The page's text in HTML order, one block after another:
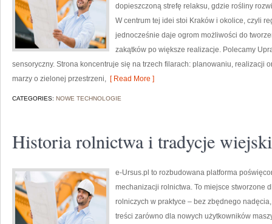
dopieszczoną strefę relaksu, gdzie rośliny
W centrum tej idei stoi Kraków i okolice, czyli
jednocześnie daje ogrom możliwości do
zakątków po większe realizacje. Polecamy
sensoryczny. Strona koncentruje się na trzech filarach: planowaniu, realizacji
marzy o zielonej przestrzeni, [ Read More ]
CATEGORIES: NOWE TECHNOLOGIE
Historia rolnictwa i tradycje
e-Ursus.pl to rozbudowana platforma
mechanizacji rolnictwa. To miejsce stworzone
rolniczych w praktyce – bez zbędnego
treści zarówno dla nowych użytkowników